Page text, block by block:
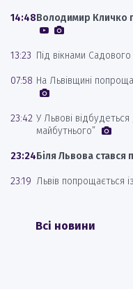
14:48Володимир Кличко
13:23 Під вікнами
07:58 На Львівщині
23:42 У Львові
майбутнього”
23:24Біля Львова
23:19 Львів попрощається
Всі новини